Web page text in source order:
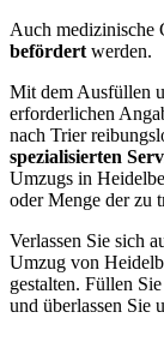
Auch medizinische
befördert werden.
Mit dem Ausfüllen
erforderlichen
nach Trier
spezialisierten
Umzugs in
oder Menge der zu
Verlassen Sie sich
Umzug von
gestalten. Füllen
und überlassen Sie